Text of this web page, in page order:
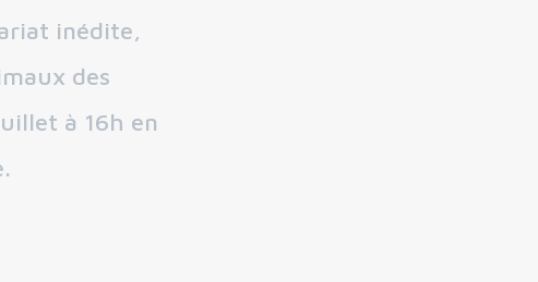
inédite,
des
à 16h en